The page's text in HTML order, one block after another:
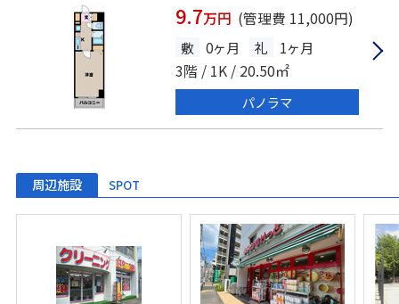
9.7万円 (管理費 11,000円)
敷 0ヶ月 礼 1ヶ月
3階 / 1K / 20.50㎡
パノラマ
周辺施設 SPOT